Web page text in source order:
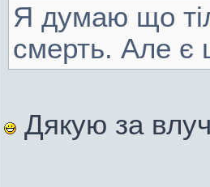
Я думаю що
смерть. Але є
Дякую за